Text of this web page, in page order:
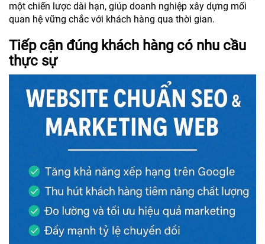
một chiến lược dài hạn, giúp doanh nghiệp xây dựng mối
quan hệ vững chắc với khách hàng qua thời gian.
Tiếp cận đúng khách hàng có nhu cầu
thực sự